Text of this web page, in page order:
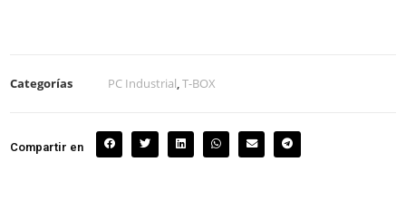
Categorías PC Industrial,T-BOX
Compartir en